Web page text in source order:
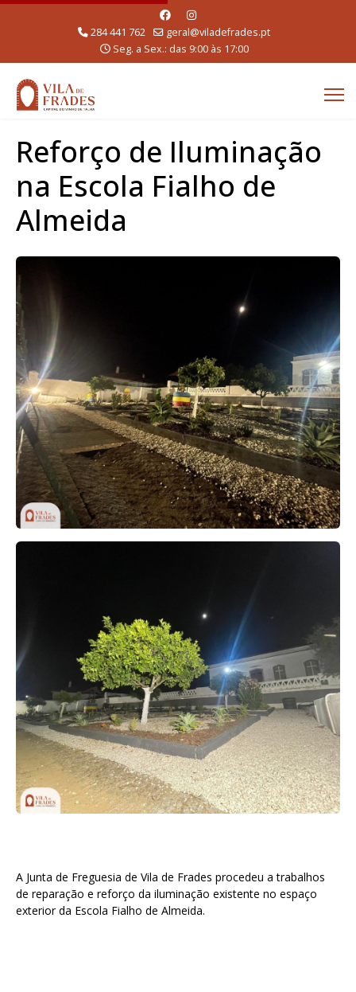
284 441 762
geral@viladefrades.pt
Seg. a Sex.: das 9:00 às 17:00
Reforço de Iluminação
na Escola Fialho de
Almeida
A Junta de Freguesia de Vila de Frades procedeu a trabalhos
de reparação e reforço da iluminação existente no espaço
exterior da Escola Fialho de Almeida.